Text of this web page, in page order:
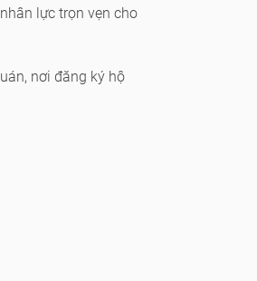
lực trọn vẹn cho
nơi đăng ký hộ